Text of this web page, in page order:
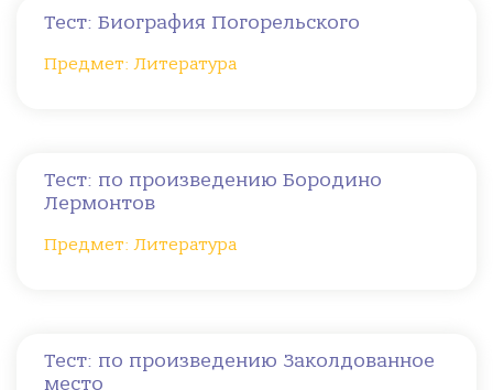
Тест: Биография Погорельского
Предмет: Литература
Тест: по произведению Бородино
Лермонтов
Предмет: Литература
Тест: по произведению Заколдованное
место